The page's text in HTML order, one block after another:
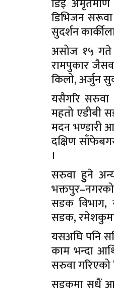
डिई अमृतमणि
डिभिजन
सुदर्शन
असोज १५ गते
रामपुकार
किलो, अर्जुन
यसैगरि सरुवा
महतो एडीबी
मदन भण्डारी
दक्षिण
।
सरुवा हुुुुने
सडक विभाग,
सडक,
यसअघि पनि
काम भन्दा
सरुवा गरिएको
सडकमा सधैं